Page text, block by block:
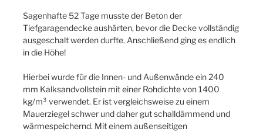
Sagenhafte 52 Tage musste der Beton der
Tiefgaragendecke aushärten, bevor die Decke vollständig
ausgeschalt werden durfte. Anschließend ging es endlich
in die Höhe!
Hierbei wurde für die Innen- und Außenwände ein 240
mm Kalksandvollstein mit einer Rohdichte von 1400
kg/m³ verwendet. Er ist vergleichsweise zu einem
Mauerziegel schwer und daher gut schalldämmend und
wärmespeichernd. Mit einem außenseitigen